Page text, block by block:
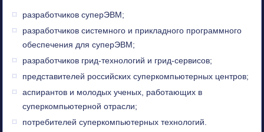
разработчиков суперЭВМ;
разработчиков системного и прикладного программного
обеспечения для суперЭВМ;
разработчиков грид-технологий и грид-сервисов;
представителей российских суперкомпьютерных центров;
аспирантов и молодых ученых, работающих в
суперкомпьютерной отрасли;
потребителей суперкомпьютерных технологий.